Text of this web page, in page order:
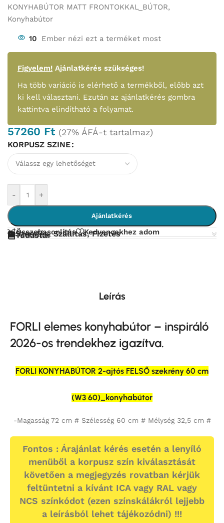
KONYHABÚTOR MATT FRONTOKKAL_BÚTOR,
Konyhabútor
10 Ember nézi ezt a terméket most
Figyelem! Ajánlatkérés szükséges!
Ha több variáció is elérhető a termékből, előbb azt
ki kell választani. Ezután az ajánlatkérés gombra
kattintva elindítható a folyamat.
57260 Ft (27% ÁFÁ-t tartalmaz)
KORPUSZ SZINE
- +
Ajánlatkérés
Összehasonlítás Kedvencekhez adom
Szerelés, Szállítás, Fizetés
Tudástár
Leírás
FORLI elemes konyhabútor – inspiráló
2026-os trendekhez igazítva.
FORLI KONYHABÚTOR 2-ajtós FELSŐ szekrény 60 cm
(W3 60)_konyhabútor
-Magasság 72 cm # Szélesség 60 cm # Mélység 32,5 cm #
Fontos : Árajánlat kérés esetén a lenyíló
menüből a korpusz szín kiválasztását
követően a megjegyzés rovatban kérjük
feltüntetni a kívánt ICA vagy RAL vagy
NCS színkódot (ezen színskálákról lejjebb
a leírásból lehet tájékozódni) !!!